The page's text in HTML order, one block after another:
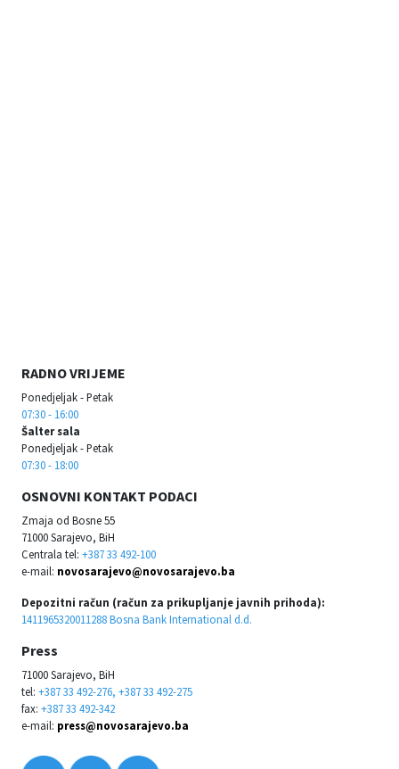
RADNO VRIJEME
Ponedjeljak - Petak
07:30 - 16:00
Šalter sala
Ponedjeljak - Petak
07:30 - 18:00
OSNOVNI KONTAKT PODACI
Zmaja od Bosne 55
71000 Sarajevo, BiH
Centrala tel: +387 33 492-100
e-mail: novosarajevo@novosarajevo.ba
Depozitni račun (račun za prikupljanje javnih prihoda):
1411965320011288 Bosna Bank International d.d.
Press
71000 Sarajevo, BiH
tel: +387 33 492-276, +387 33 492-275
fax: +387 33 492-342
e-mail: press@novosarajevo.ba